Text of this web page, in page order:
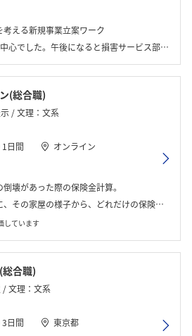
える新規事業立案ワーク
損害サービス部門の模擬体験や代理店営業のロープレを行い班の一人が発表する形でした。
(総合職)
/ 文理：文系
1日間
オンライン
壊があった際の保険金計算。
けの保険料を算出することができるかを考える。これらはグループワークで行い、発表もあった。
しています
総合職)
/ 文理：文系
3日間
東京都